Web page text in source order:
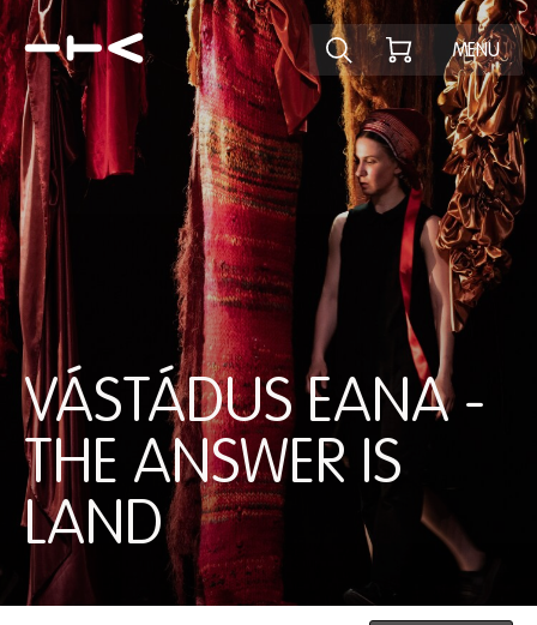
Ontdek het
MENU
VÁSTÁDUS EANA -
THE ANSWER IS
LAND